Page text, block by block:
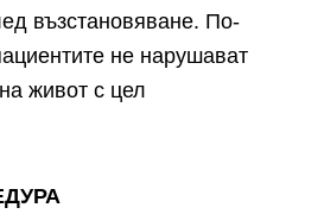
възстановяване. По-
не нарушават
живот с цел